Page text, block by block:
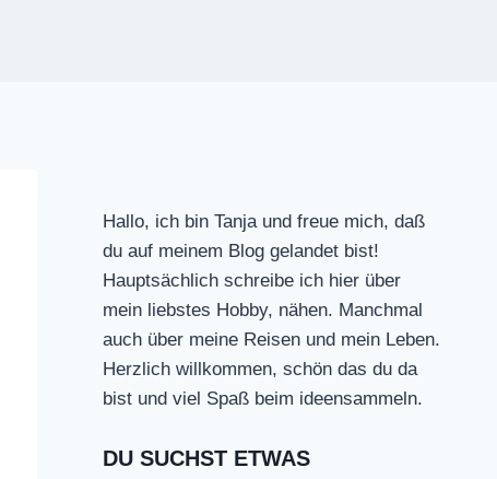
Hallo, ich bin Tanja und freue mich, daß
du auf meinem Blog gelandet bist!
Hauptsächlich schreibe ich hier über
mein liebstes Hobby, nähen. Manchmal
auch über meine Reisen und mein Leben.
Herzlich willkommen, schön das du da
bist und viel Spaß beim ideensammeln.
DU SUCHST ETWAS